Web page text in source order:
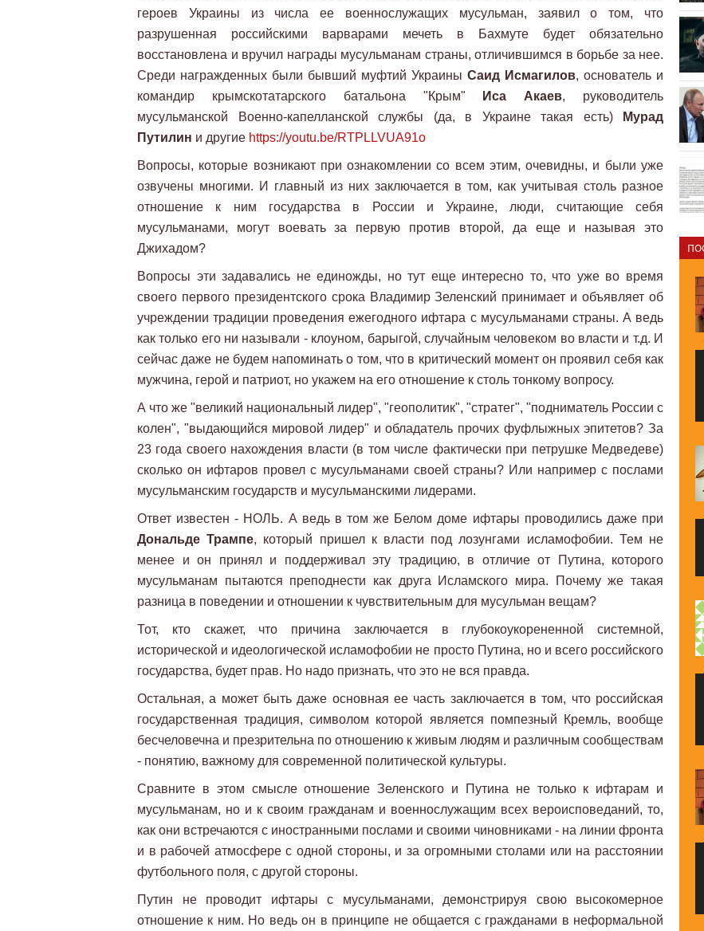
героев Украины из числа ее военнослужащих мусульман, заявил о том, что
разрушенная российскими варварами мечеть в Бахмуте будет обязательно
восстановлена и вручил награды мусульманам страны, отличившимся в борьбе за нее.
Среди награжденных были бывший муфтий Украины Саид Исмагилов, основатель и
командир крымскотатарского батальона "Крым"
Иса Акаев, руководитель
мусульманской Военно-капелланской службы (да, в Украине такая есть)
Мурад
Путилин и другие https://youtu.be/RTPLLVUA91o
Вопросы, которые возникают при ознакомлении со всем этим, очевидны, и были уже
озвучены многими. И главный из них заключается в том, как учитывая столь разное
отношение к ним государства в России и Украине, люди, считающие себя
мусульманами, могут воевать за первую против второй, да еще и называя это
Джихадом?
Вопросы эти задавались не единожды, но тут еще интересно то, что уже во время
своего первого президентского срока Владимир Зеленский принимает и объявляет об
учреждении традиции проведения ежегодного ифтара с мусульманами страны. А ведь
как только его ни называли - клоуном, барыгой, случайным человеком во власти и т.д. И
сейчас даже не будем напоминать о том, что в критический момент он проявил себя как
мужчина, герой и патриот, но укажем на его отношение к столь тонкому вопросу.
А что же "великий национальный лидер", "геополитик", "стратег", "подниматель России с
колен", "выдающийся мировой лидер" и обладатель прочих фуфлыжных эпитетов? За
23 года своего нахождения власти (в том числе фактически при петрушке Медведеве)
сколько он ифтаров провел с мусульманами своей страны? Или например с послами
мусульманским государств и мусульманскими лидерами.
Ответ известен - НОЛЬ. А ведь в том же Белом доме ифтары проводились даже при
Дональде Трампе, который пришел к власти под лозунгами исламофобии. Тем не
менее и он принял и поддерживал эту традицию, в отличие от Путина, которого
мусульманам пытаются преподнести как друга Исламского мира. Почему же такая
разница в поведении и отношении к чувствительным для мусульман вещам?
Тот, кто скажет, что причина заключается в глубокоукорененной системной,
исторической и идеологической исламофобии не просто Путина, но и всего российского
государства, будет прав. Но надо признать, что это не вся правда.
Остальная, а может быть даже основная ее часть заключается в том, что российская
государственная традиция, символом которой является помпезный Кремль, вообще
бесчеловечна и презрительна по отношению к живым людям и различным сообществам
- понятию, важному для современной политической культуры.
Сравните в этом смысле отношение Зеленского и Путина не только к ифтарам и
мусульманам, но и к своим гражданам и военнослужащим всех вероисповеданий, то,
как они встречаются с иностранными послами и своими чиновниками - на линии фронта
и в рабочей атмосфере с одной стороны, и за огромными столами или на расстоянии
футбольного поля, с другой стороны.
Путин не проводит ифтары с мусульманами, демонстрируя свою высокомерное
отношение к ним. Но ведь он в принципе не общается с гражданами в неформальной